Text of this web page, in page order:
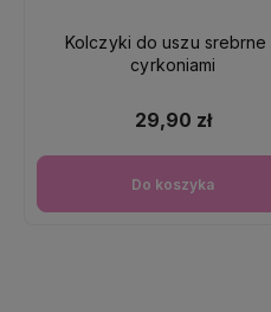
Kolczyki do uszu srebrne z
cyrkoniami
29,90 zł
Do koszyka